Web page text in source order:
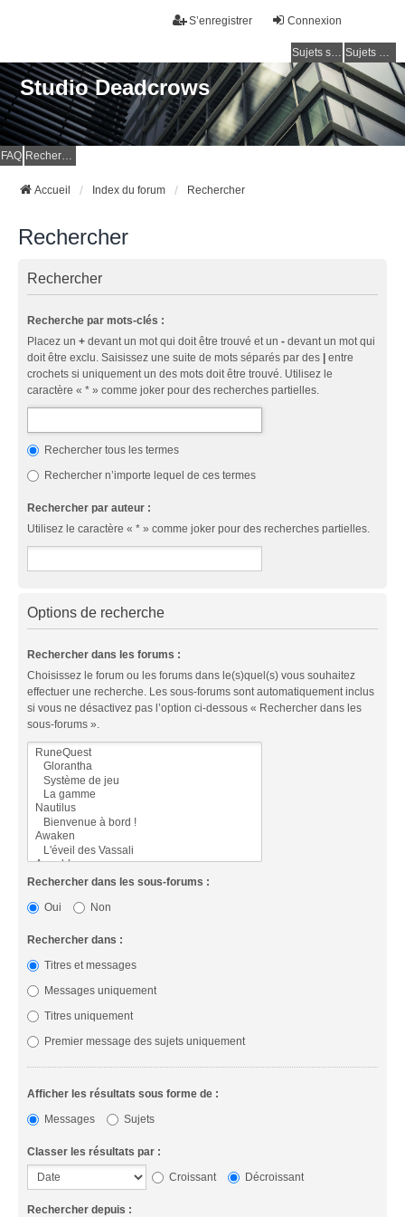
Connexion
S’enregistrer
Sujets sans réponse Sujets actifs
Studio Deadcrows
FAQ Rechercher
Accueil Index du forum Rechercher
Rechercher
Rechercher
Recherche par mots-clés :
Placez un + devant un mot qui doit être trouvé et un - devant un mot qui
doit être exclu. Saisissez une suite de mots séparés par des | entre
crochets si uniquement un des mots doit être trouvé. Utilisez le
caractère « * » comme joker pour des recherches partielles.
Rechercher tous les termes
Rechercher n’importe lequel de ces termes
Rechercher par auteur :
Utilisez le caractère « * » comme joker pour des recherches partielles.
Options de recherche
Rechercher dans les forums :
Choisissez le forum ou les forums dans le(s)quel(s) vous souhaitez
effectuer une recherche. Les sous-forums sont automatiquement inclus
si vous ne désactivez pas l’option ci-dessous « Rechercher dans les
sous-forums ».
Rechercher dans les sous-forums :
Oui
Non
Rechercher dans :
Titres et messages
Messages uniquement
Titres uniquement
Premier message des sujets uniquement
Afficher les résultats sous forme de :
Messages
Sujets
Classer les résultats par :
Croissant
Décroissant
Rechercher depuis :